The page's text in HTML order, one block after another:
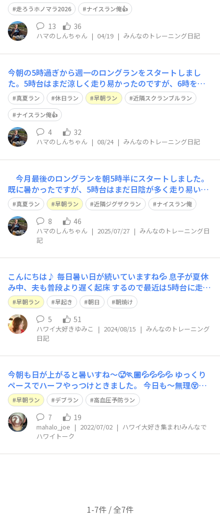
ですが、もたもたしていてスタートが4分弱遅れました
が、天気も良く無事に2026年度初めて
走ろうホノマラ2026
ナイスラン俺👍
13 36
ハマのしんちゃん | 04/19 | みんなのトレーニング日記
今朝の5時過ぎから週一のロングランをスタートしまし
た。5時台はまだ涼しく走り易かったのですが、6時を過
ぎると次第に暑くなり、いつもどおりの滝汗でした。秋の
気配は感じられるものの、なかなか涼しくならないです
ね。 写真は今回のランとは関係ないですが，2年前に姪
の結婚式で行った、北海道のニドムリゾートで
真夏ラン 休日ラン 早朝ラン
近隣スクランブルラン
ナイスラン俺👍
4 32
ハマのしんちゃん | 08/24 | みんなのトレーニング日記
今月最後のロングランを朝5時半にスタートしました。
既に暑かったですが、5時台はまだ日陰が多く走り易いで
す。途中、水分補給の短い休憩を取りながら15キロを走り
ました。今月は月間走行距離が80キロを超え、私的には
真夏でもあり上出来です。写真は今回のランとは関係があ
りませんが，昨年のホノマラ参加時に行っ
真夏ラン 早朝ラン 近隣ジグザクラン ナイスラン俺
8 46
ハマのしんちゃん | 2025/07/27 | みんなのトレーニング日
記
こんにちは♪ 毎日暑い日が続いていますね💦 息子が夏休
み中、夫も普段より遅く起床 するので最近は5時台に走っ
ています。 気温も30℃ないので若干走りやすいです。 あ
と数日で夏休みも終わるので 走る時間を考え中です🤔
早朝ラン 早起き 朝日 朝焼け
5 51
ハワイ大好きゆみこ | 2024/08/15 | みんなのトレーニング
日記
今朝も日が上がると暑いすね〜🥵🏃🏼💦💦💦💦 ゆっくり
ペースでハーフやっつけときました。 今日も〜無理😵😵‍💫
🤙🌈早朝ラン デブラン 高血圧予防ラン
7 19
mahalo_joe | 2022/07/02 | ハワイ大好き集まれ!みんなで
ハワイトーク
1-7件 / 全7件